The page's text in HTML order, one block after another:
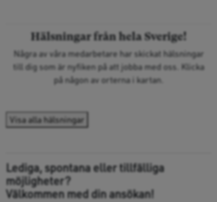
Hälsningar från hela Sverige!
Några av våra medarbetare har skickat hälsningar
till dig som är nyfiken på att jobba med oss. Klicka
på någon av orterna i kartan.
Visa alla hälsningar
Lediga, spontana eller tillfälliga
möjligheter?
Välkommen med din ansökan!